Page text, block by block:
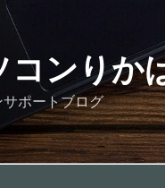
コンりか
サポートブログ